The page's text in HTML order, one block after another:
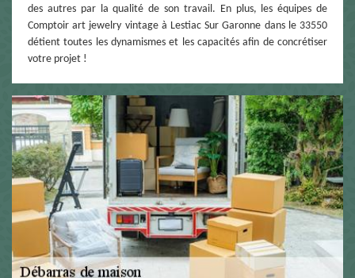
des autres par la qualité de son travail. En plus, les équipes de
Comptoir art jewelry vintage à Lestiac Sur Garonne dans le 33550
détient toutes les dynamismes et les capacités afin de concrétiser
votre projet !